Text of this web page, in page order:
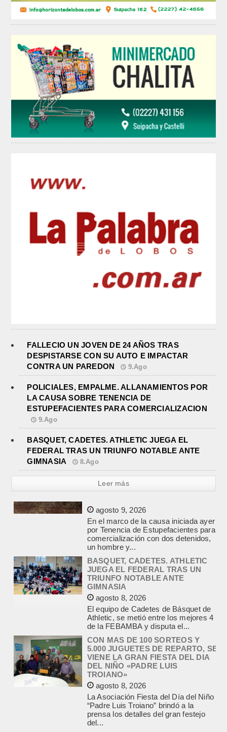
FALLECIO UN JOVEN DE 24 AÑOS TRAS
DESPISTARSE CON SU AUTO E IMPACTAR
CONTRA UN PAREDON
9.Ago
POLICIALES, EMPALME. ALLANAMIENTOS POR
LA CAUSA SOBRE TENENCIA DE
ESTUPEFACIENTES PARA COMERCIALIZACION
9.Ago
BASQUET, CADETES. ATHLETIC JUEGA EL
FEDERAL TRAS UN TRIUNFO NOTABLE ANTE
GIMNASIA
8.Ago
Leer más
BASQUET, CADETES. ATHLETIC
JUEGA EL FEDERAL TRAS UN
TRIUNFO NOTABLE ANTE
GIMNASIA
agosto 8, 2026
El equipo de Cadetes de Básquet de
Athletic, se metió entre los mejores 4
de la FEBAMBA y disputa el...
CON MAS DE 100 SORTEOS Y
5.000 JUGUETES DE REPARTO, SE
VIENE LA GRAN FIESTA DEL DIA
DEL NIÑO «PADRE LUIS
TROIANO»
agosto 8, 2026
La Asociación Fiesta del Día del Niño
“Padre Luis Troiano” brindó a la
prensa los detalles del gran festejo
del...
POLICIALES DE EMPALME.
APREHENDIERON A UN HOMBRE
Y UNA MUJER POR
COMERCIALIZAR DROGAS
agosto 8, 2026